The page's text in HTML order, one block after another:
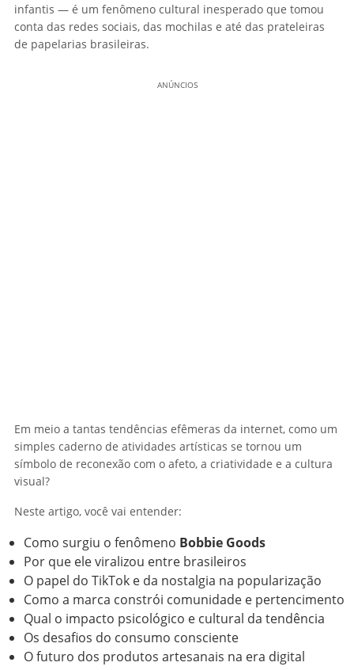
infantis — é um fenômeno cultural inesperado que tomou
conta das redes sociais, das mochilas e até das prateleiras
de papelarias brasileiras.
ANÚNCIOS
Em meio a tantas tendências efêmeras da internet, como um
simples caderno de atividades artísticas se tornou um
símbolo de reconexão com o afeto, a criatividade e a cultura
visual?
Neste artigo, você vai entender:
Como surgiu o fenômeno Bobbie Goods
Por que ele viralizou entre brasileiros
O papel do TikTok e da nostalgia na popularização
Como a marca constrói comunidade e pertencimento
Qual o impacto psicológico e cultural da tendência
Os desafios do consumo consciente
O futuro dos produtos artesanais na era digital